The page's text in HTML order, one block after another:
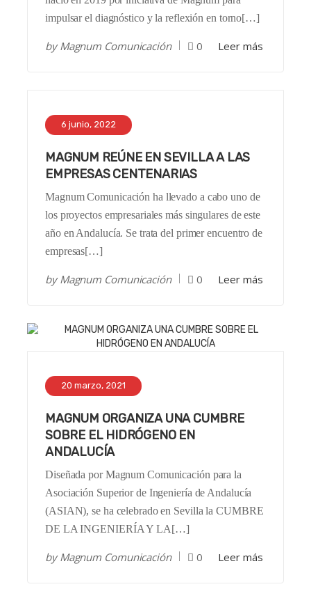
impulsar el diagnóstico y la reflexión en torno[…]
byMagnum Comunicación 0 Leer más
6 junio, 2022
MAGNUM REÚNE EN SEVILLA A LAS
EMPRESAS CENTENARIAS
Magnum Comunicación ha llevado a cabo uno de
los proyectos empresariales más singulares de este
año en Andalucía. Se trata del primer encuentro de
empresas[…]
byMagnum Comunicación 0 Leer más
20 marzo, 2021
MAGNUM ORGANIZA UNA CUMBRE
SOBRE EL HIDRÓGENO EN
ANDALUCÍA
Diseñada por Magnum Comunicación para la
Asociación Superior de Ingeniería de Andalucía
(ASIAN), se ha celebrado en Sevilla la CUMBRE
DE LA INGENIERÍA Y LA[…]
byMagnum Comunicación 0 Leer más